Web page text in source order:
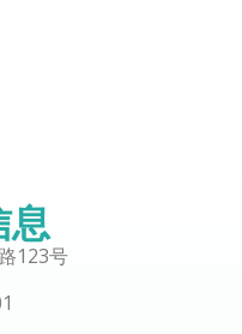
息
123号